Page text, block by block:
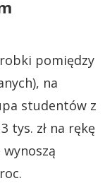
pomiędzy
na
studentów z
tys. zł na rękę